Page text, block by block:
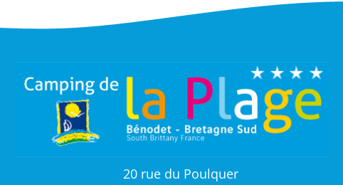
20 rue du Poulquer